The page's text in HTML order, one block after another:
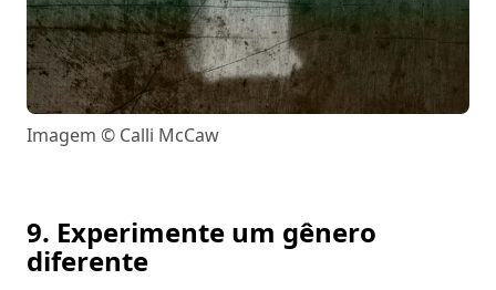
Imagem © Calli McCaw
9. Experimente um gênero
diferente